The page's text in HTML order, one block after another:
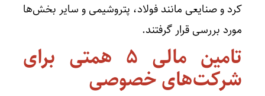
کرد و صنایعی مانند فولاد، پتروشیمی و سایر بخش‌ها
مورد بررسی قرار گرفتند.
تامین مالی ۵ همتی برای
شرکت‌های خصوصی